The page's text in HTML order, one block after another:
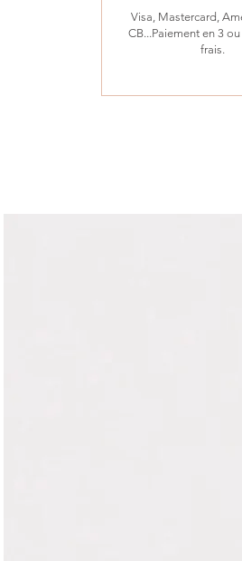
Visa, Mastercard,
CB...Paiement en 3
frais.